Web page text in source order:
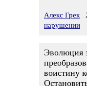
Алекс Грек
нарушении
Эволюция
воистину